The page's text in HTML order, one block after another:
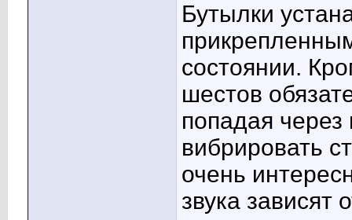
Бутылки
состоянии.
шестов
попадая через
вибрировать
очень
звука зависят